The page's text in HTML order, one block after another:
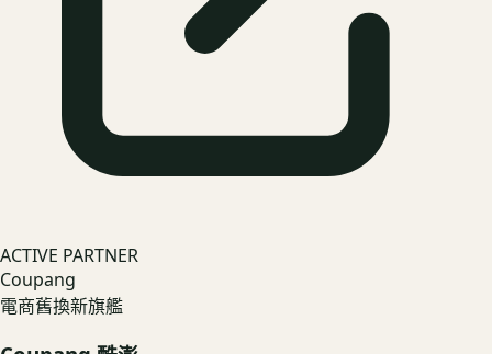
ACTIVE PARTNER
Coupang
電商舊換新旗艦